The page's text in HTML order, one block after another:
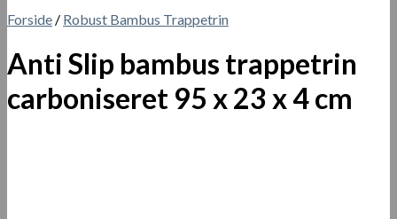
Forside / Robust Bambus Trappetrin
Anti Slip bambus trappetrin
carboniseret 95 x 23 x 4 cm